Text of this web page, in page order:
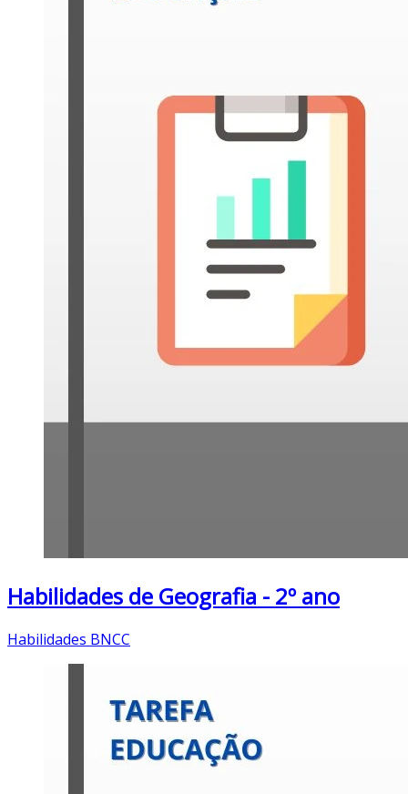
Habilidades de Geografia - 2º ano
Habilidades BNCC